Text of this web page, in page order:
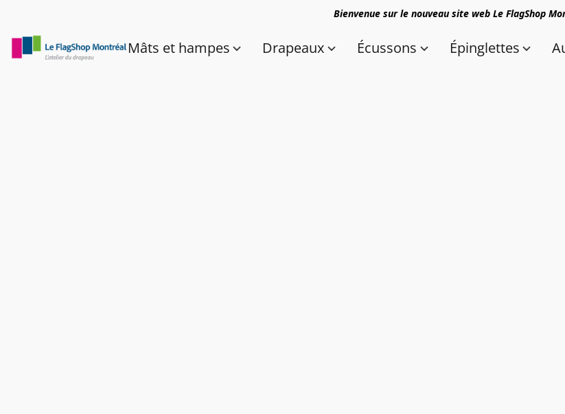
Bienvenue sur le nouveau site web Le FlagShop
Mâts et hampes Drapeaux Écussons Épinglettes